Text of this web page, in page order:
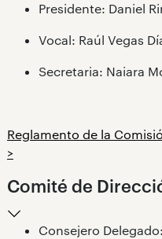
Presidente: Daniel
Vocal: Raúl Vegas
Secretaria: Naiara
Reglamento de la
>
Comité de
Consejero